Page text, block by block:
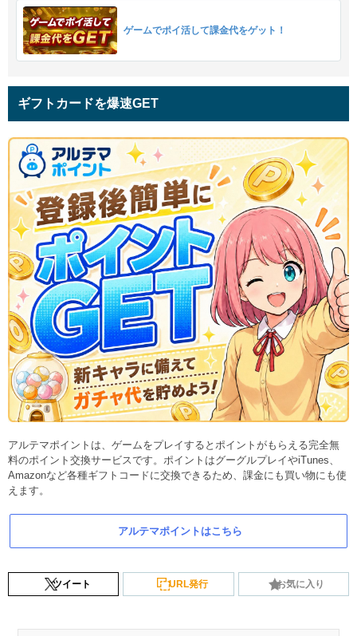
ゲームでポイ活して課金代をゲット！
ギフトカードを爆速GET
アルテマポイントは、ゲームをプレイするとポイントがもらえる完全無
料のポイント交換サービスです。ポイントはグーグルプレイやiTunes、
Amazonなど各種ギフトコードに交換できるため、課金にも買い物にも使
えます。
アルテマポイントはこちら
ツイート URL発行 お気に入り